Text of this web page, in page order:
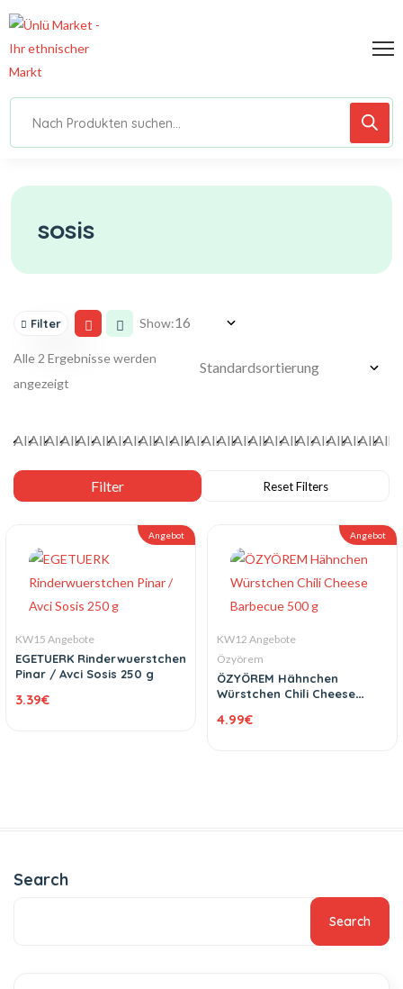
sosis
Filter Show:
Alle 2 Ergebnisse werden
angezeigt
Angebot
KW15 Angebote
EGETUERK Rinderwuerstchen
Pinar / Avci Sosis 250 g
3.39€
Angebot
KW12 Angebote
Özyörem
ÖZYÖREM Hähnchen
Würstchen Chili Cheese
4.99€
Search
Search